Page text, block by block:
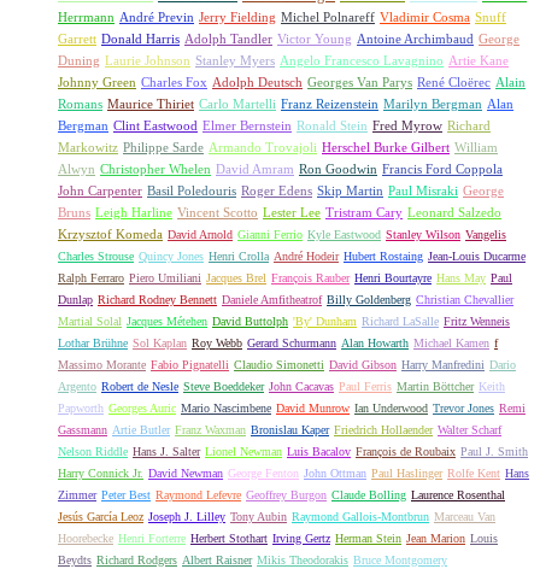
Herrmann André Previn Jerry Fielding Michel Polnareff Vladimir Cosma Snuff
Garrett Donald Harris Adolph Tandler Victor Young Antoine Archimbaud George
Duning Laurie Johnson Stanley Myers Angelo Francesco Lavagnino Artie Kane
Johnny Green Charles Fox Adolph Deutsch Georges Van Parys René Cloërec Alain
Romans Maurice Thiriet Carlo Martelli Franz Reizenstein Marilyn Bergman Alan
Bergman Clint Eastwood Elmer Bernstein Ronald Stein Fred Myrow Richard
Markowitz Philippe Sarde Armando Trovajoli Herschel Burke Gilbert William
Alwyn Christopher Whelen David Amram Ron Goodwin Francis Ford Coppola
John Carpenter Basil Poledouris Roger Edens Skip Martin Paul Misraki George
Bruns Leigh Harline Vincent Scotto Lester Lee Tristram Cary Leonard Salzedo
Krzysztof Komeda David Arnold Gianni Ferrio Kyle Eastwood Stanley Wilson Vangelis
Charles Strouse Quincy Jones Henri Crolla André Hodeir Hubert Rostaing Jean-Louis Ducarme
Ralph Ferraro Piero Umiliani Jacques Brel François Rauber Henri Bourtayre Hans May Paul
Dunlap Richard Rodney Bennett Daniele Amfitheatrof Billy Goldenberg Christian Chevallier
Martial Solal Jacques Métehen David Buttolph 'By' Dunham Richard LaSalle Fritz Wenneis
Lothar Brühne Sol Kaplan Roy Webb Gerard Schurmann Alan Howarth Michael Kamen f
Massimo Morante Fabio Pignatelli Claudio Simonetti David Gibson Harry Manfredini Dario
Argento Robert de Nesle Steve Boeddeker John Cacavas Paul Ferris Martin Böttcher Keith
Papworth Georges Auric Mario Nascimbene David Munrow Ian Underwood Trevor Jones Remi
Gassmann Artie Butler Franz Waxman Bronislau Kaper Friedrich Hollaender Walter Scharf
Nelson Riddle Hans J. Salter Lionel Newman Luis Bacalov François de Roubaix Paul J. Smith
Harry Connick Jr. David Newman George Fenton John Ottman Paul Haslinger Rolfe Kent Hans
Zimmer Peter Best Raymond Lefevre Geoffrey Burgon Claude Bolling Laurence Rosenthal
Jesús García Leoz Joseph J. Lilley Tony Aubin Raymond Gallois-Montbrun Marceau Van
Hoorebecke Henri Forterre Herbert Stothart Irving Gertz Herman Stein Jean Marion Louis
Beydts Richard Rodgers Albert Raisner Mikis Theodorakis Bruce Montgomery